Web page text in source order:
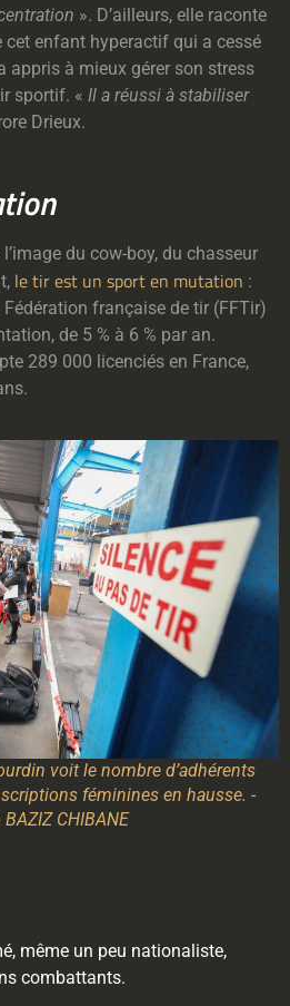
». D’ailleurs, elle raconte
cet enfant hyperactif qui a cessé
appris à mieux gérer son stress
sportif. « Il a réussi à stabiliser
Drieux.
du cow-boy, du chasseur
le tir est un sport en mutation :
française de tir (FFTir)
de 5 % à 6 % par an.
289 000 licenciés en France,
voit le nombre d’adhérents
féminines en hausse. -
CHIBANE
même un peu nationaliste,
combattants.